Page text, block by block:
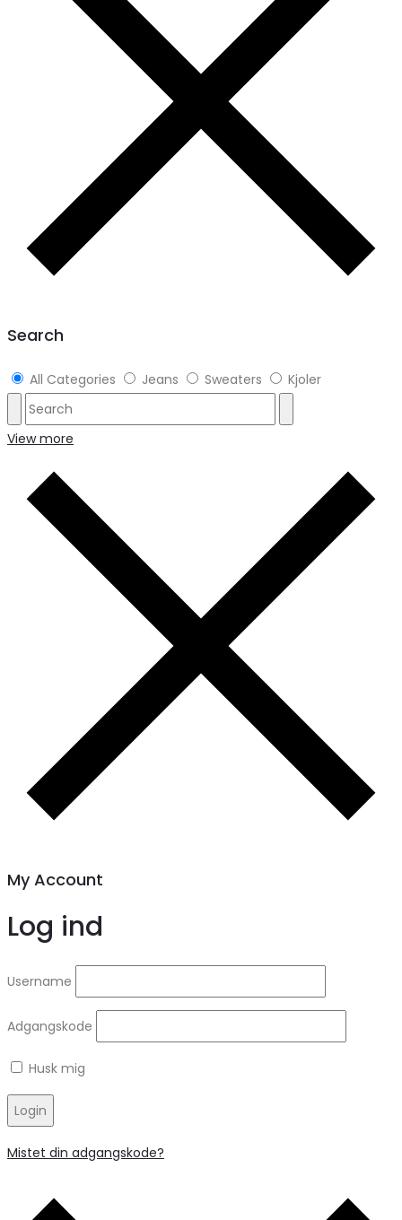
Search
All Categories Jeans Sweaters Kjoler
View more
My Account
Log ind
Username
Adgangskode
Husk mig
Login
Mistet din adgangskode?